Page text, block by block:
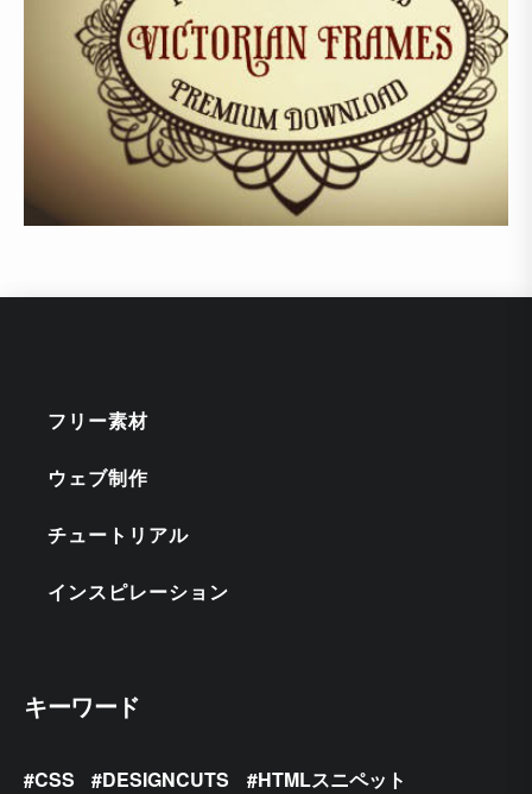
フリー素材
ウェブ制作
チュートリアル
インスピレーション
キーワード
CSS DESIGNCUTS
HTMLスニペット